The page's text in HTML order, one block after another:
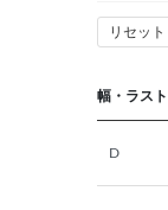
S
M
リセット
幅・ラスト
D